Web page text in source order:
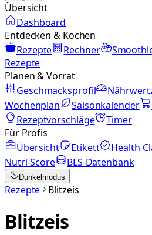
Übersicht
Dashboard
Entdecken & Kochen
Rezepte
Rechner
Rezepte
Planen & Vorrat
Geschmacksprofil
Wochenplan
Saisonkalender
Rezeptvorschläge
Timer
Für Profis
Übersicht
Etikett Health
Nutri-Score
BLS-Datenbank
Dunkelmodus
Rezepte Blitzeis
Blitzeis